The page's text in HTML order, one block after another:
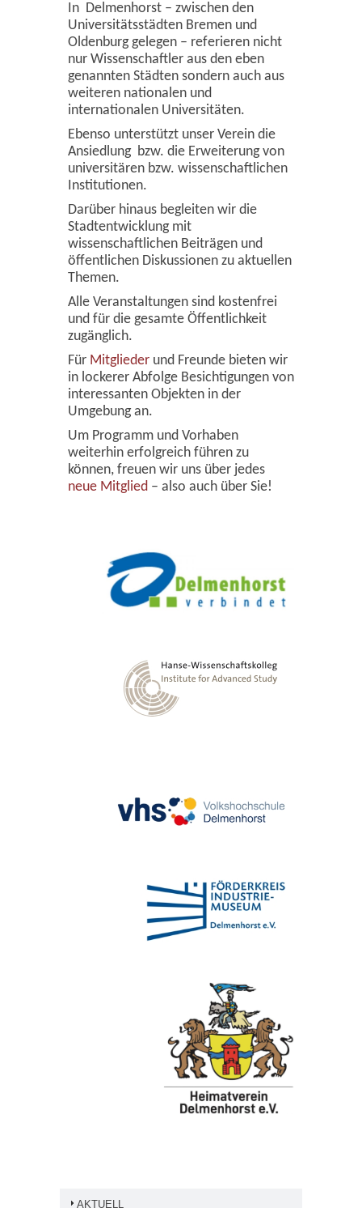
In Delmenhorst – zwischen den
Universitätsstädten Bremen und
Oldenburg gelegen – referieren nicht
nur Wissenschaftler aus den eben
genannten Städten sondern auch aus
weiteren nationalen und
internationalen Universitäten.
Ebenso unterstützt unser Verein die
Ansiedlung bzw. die Erweiterung von
universitären bzw. wissenschaftlichen
Institutionen.
Darüber hinaus begleiten wir die
Stadtentwicklung mit
wissenschaftlichen Beiträgen und
öffentlichen Diskussionen zu aktuellen
Themen.
Alle Veranstaltungen sind kostenfrei
und für die gesamte Öffentlichkeit
zugänglich.
Für Mitglieder und Freunde bieten wir
in lockerer Abfolge Besichtigungen von
interessanten Objekten in der
Umgebung an.
Um Programm und Vorhaben
weiterhin erfolgreich führen zu
können, freuen wir uns über jedes
neue Mitglied – also auch über Sie!
AKTUELL